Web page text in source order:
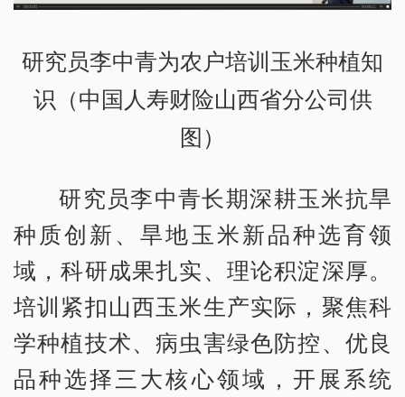
研究员李中青为农户培训玉米种植知
识（中国人寿财险山西省分公司供
图）
研究员李中青长期深耕玉米抗旱
种质创新、旱地玉米新品种选育领
域，科研成果扎实、理论积淀深厚。
培训紧扣山西玉米生产实际，聚焦科
学种植技术、病虫害绿色防控、优良
品种选择三大核心领域，开展系统